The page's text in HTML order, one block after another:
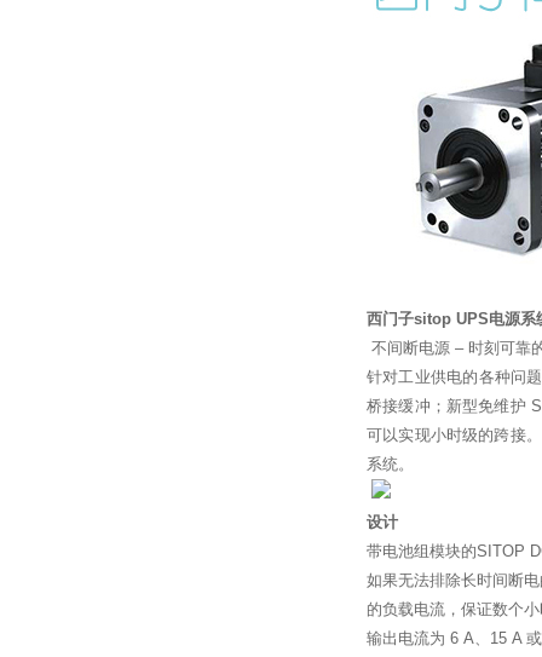
西门子sitop UPS电源系
不间断电源 – 时刻可靠
针对工业供电的各种问
桥接缓冲；新型免维护
可以实现小时级的跨接
系统。
设计
带电池组模块的SITOP
如果无法排除长时间断
的负载电流，保证数个
输出电流为 6 A、15 A